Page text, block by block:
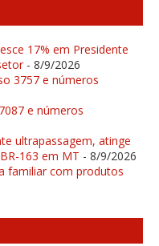
17% em Presidente
- 8/9/2026
3757 e números
e números
ultrapassagem, atinge
163 em MT - 8/9/2026
familiar com produtos